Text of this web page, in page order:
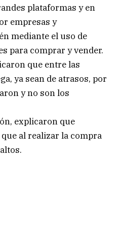
plataformas y en
empresas y
mediante el uso de
para comprar y vender.
que entre las
ya sean de atrasos, por
y no son los
explicaron que
al realizar la compra